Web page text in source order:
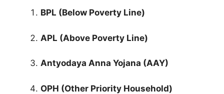
BPL (Below Poverty Line)
APL (Above Poverty Line)
Antyodaya Anna Yojana (AAY)
OPH (Other Priority Household)